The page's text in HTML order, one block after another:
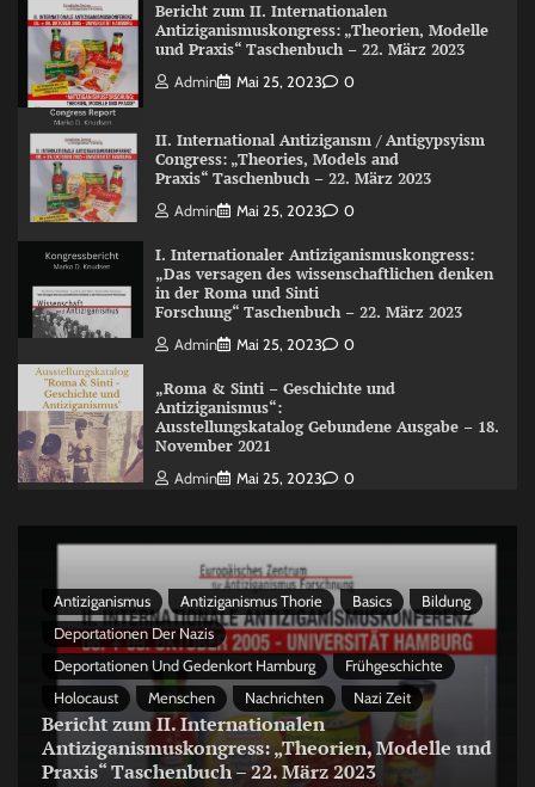
Bericht zum II. Internationalen
Antiziganismuskongress: „Theorien, Modelle
und Praxis“ Taschenbuch – 22. März 2023
Admin Mai 25, 2023 0
II. International Antizigansm / Antigypsyism
Congress: „Theories, Models and
Praxis“ Taschenbuch – 22. März 2023
Admin Mai 25, 2023 0
I. Internationaler Antiziganismuskongress:
„Das versagen des wissenschaftlichen denken
in der Roma und Sinti
Forschung“ Taschenbuch – 22. März 2023
Admin Mai 25, 2023 0
„Roma & Sinti – Geschichte und
Antiziganismus“:
Ausstellungskatalog Gebundene Ausgabe – 18.
November 2021
Admin Mai 25, 2023 0
Antiziganismus Antiziganismus Thorie Basics
Bildung
Deportationen Der Nazis
Deportationen Und Gedenkort Hamburg
Frühgeschichte
Holocaust
Menschen Nachrichten Nazi Zeit
Bericht zum II. Internationalen
Antiziganismuskongress: „Theorien, Modelle und
Praxis“ Taschenbuch – 22. März 2023